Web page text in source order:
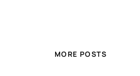
MORE POSTS